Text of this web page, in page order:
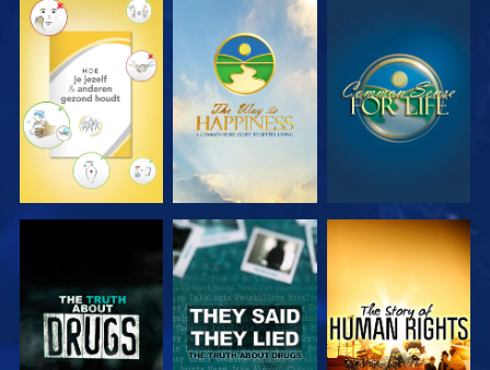
KIJK KIJK KIJK
KIJK KIJK